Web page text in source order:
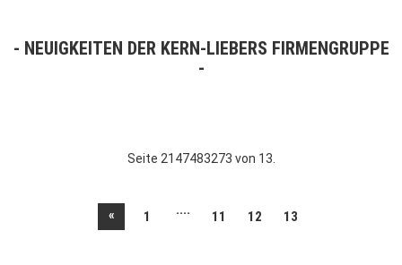
NEUIGKEITEN DER KERN-LIEBERS FIRMENGRUPPE
Seite 2147483273 von 13.
« 1 .... 11 12 13